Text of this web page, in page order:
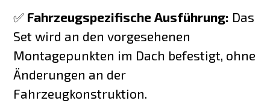
✅ Fahrzeugspezifische Ausführung: Das
Set wird an den vorgesehenen
Montagepunkten im Dach befestigt, ohne
Änderungen an der
Fahrzeugkonstruktion.